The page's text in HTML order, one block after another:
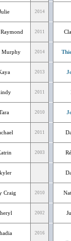
2014
2011
Murphy 2014
2013
2011
2010
2011
2003
Craig 2010
2002
2016